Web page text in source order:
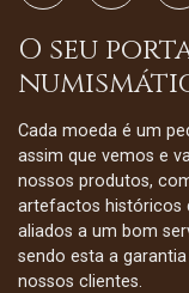
O seu
Cada moeda é um
assim que vemos e
nossos produtos,
artefactos históricos
aliados a um bom
sendo esta a
nossos clientes.